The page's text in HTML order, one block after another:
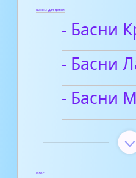
Басни для детей
- Басни
- Басни
- Басни
Блог